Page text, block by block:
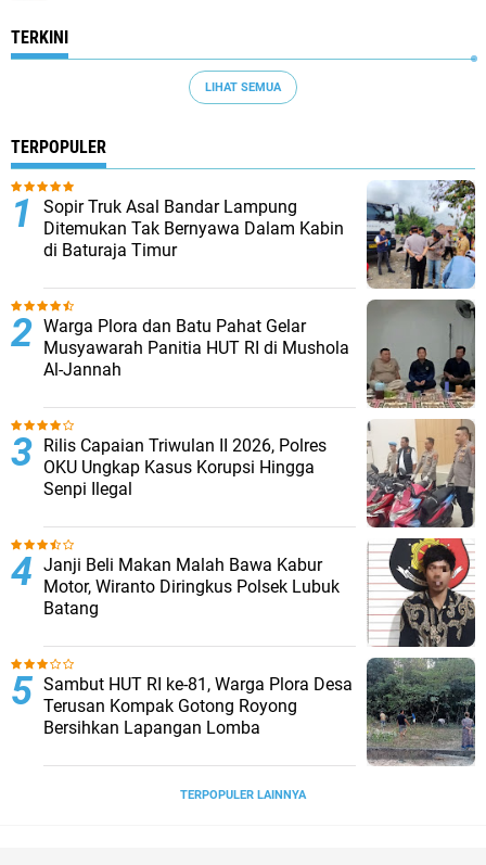
TERKINI
LIHAT SEMUA
TERPOPULER
Sopir Truk Asal Bandar Lampung
Ditemukan Tak Bernyawa Dalam Kabin
di Baturaja Timur
Warga Plora dan Batu Pahat Gelar
Musyawarah Panitia HUT RI di Mushola
Al-Jannah
Rilis Capaian Triwulan II 2026, Polres
OKU Ungkap Kasus Korupsi Hingga
Senpi Ilegal
Janji Beli Makan Malah Bawa Kabur
Motor, Wiranto Diringkus Polsek Lubuk
Batang
Sambut HUT RI ke-81, Warga Plora Desa
Terusan Kompak Gotong Royong
Bersihkan Lapangan Lomba
TERPOPULER LAINNYA